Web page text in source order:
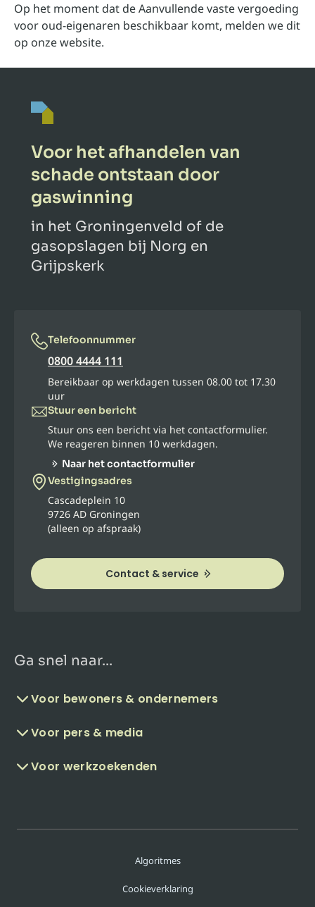
Op het moment dat de Aanvullende vaste vergoeding
voor oud-eigenaren beschikbaar komt, melden we dit
op onze website.
Voor het afhandelen van
schade ontstaan door
gaswinning
in het Groningenveld of de
gasopslagen bij Norg en
Grijpskerk
Telefoonnummer
0800 4444 111
Bereikbaar op werkdagen tussen 08.00 tot 17.30
uur
Stuur een bericht
Stuur ons een bericht via het contactformulier.
We reageren binnen 10 werkdagen.
Naar het contactformulier
Vestigingsadres
Cascadeplein 10
9726 AD Groningen
(alleen op afspraak)
Contact & service
Ga snel naar...
Voor bewoners & ondernemers
Voor pers & media
Voor werkzoekenden
Algoritmes
Cookieverklaring